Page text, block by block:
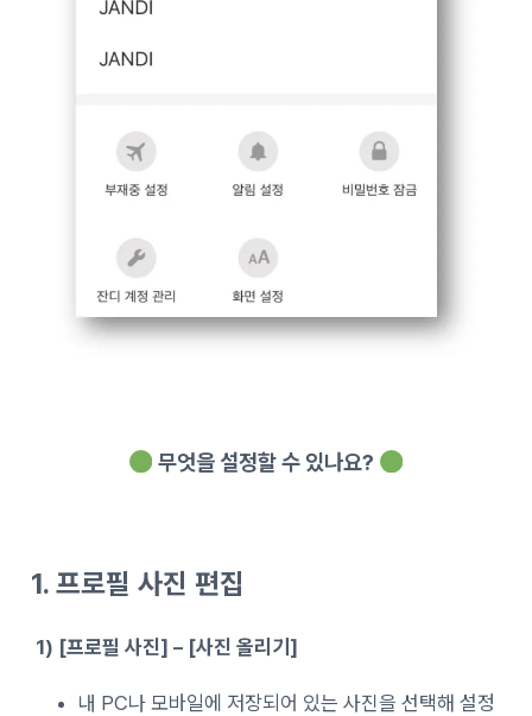
무엇을 설정할 수 있나요?
1. 프로필 사진 편집
1) [프로필 사진] – [사진 올리기]
내 PC나 모바일에 저장되어 있는 사진을 선택해 설정